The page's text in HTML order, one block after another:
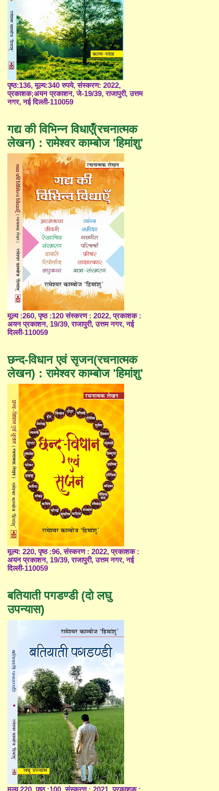
पृष्ठ:136, मूल्य:340 रुपये, संस्करण: 2022,
प्रकाशक;अयन प्रकाशन, जे-19/39, राजापुरी, उत्तम
नगर, नई दिल्ली-110059
गद्य की विभिन्न विधाएँ(रचनात्मक
लेखन) : रामेश्वर काम्बोज 'हिमांशु'
मूल्य :260, पृष्ठ :120 संस्करण : 2022, प्रकाशक :
अयन प्रकाशन, 19/39, राजापुरी, उत्तम नगर, नई
दिल्ली-110059
छन्द-विधान एवं सृजन(रचनात्मक
लेखन) : रामेश्वर काम्बोज 'हिमांशु'
मूल्य: 220, पृष्ठ :96, संस्करण : 2022, प्रकाशक :
अयन प्रकाशन, 19/39, राजापुरी, उत्तम नगर, नई
दिल्ली-110059
बतियाती पगडण्डी (दो लघु
उपन्यास)